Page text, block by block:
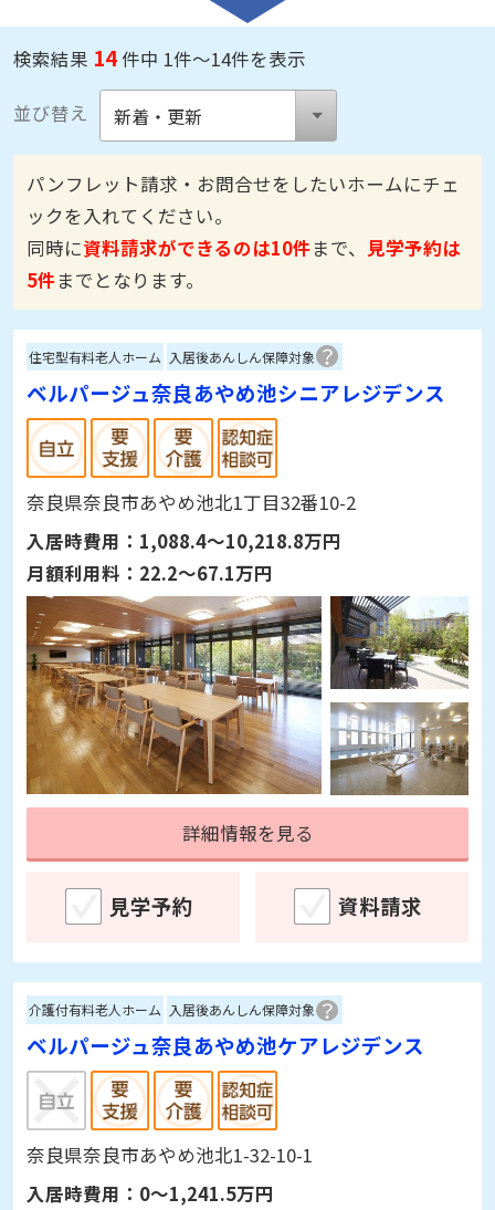
検索結果 14件中 1件～14件を表示
並び替え
パンフレット請求・お問合せをしたいホームにチェ
ックを入れてください。
同時に資料請求ができるのは10件まで、 見学予約は
5件までとなります。
住宅型有料老人ホーム 入居後あんしん保障対象
ベルパージュ奈良あやめ池シニアレジデンス
奈良県奈良市あやめ池北1丁目32番10-2
入居時費用： 1,088.4～10,218.8万円
月額利用料： 22.2～67.1万円
詳細情報を見る
見学予約 資料請求
介護付有料老人ホーム 入居後あんしん保障対象
ベルパージュ奈良あやめ池ケアレジデンス
奈良県奈良市あやめ池北1-32-10-1
入居時費用： 0～1,241.5万円